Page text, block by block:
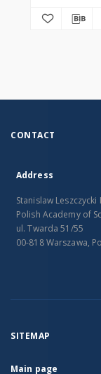
CONTACT
Address
Stanislaw
Polish Academy of
ul. Twarda 51/55
00-818 Warszawa,
SITEMAP
Main page